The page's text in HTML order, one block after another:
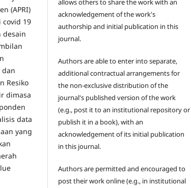
(APRI)
19
desain
Resiko
dimasa
data
yang
allows others to share the work with an
acknowledgement of the work's
authorship and initial publication in this
journal.
Authors are able to enter into separate,
additional contractual arrangements for
the non-exclusive distribution of the
journal's published version of the work
(e.g., post it to an institutional repository or
publish it in a book), with an
acknowledgement of its initial publication
in this journal.
Authors are permitted and encouraged to
post their work online (e.g., in institutional